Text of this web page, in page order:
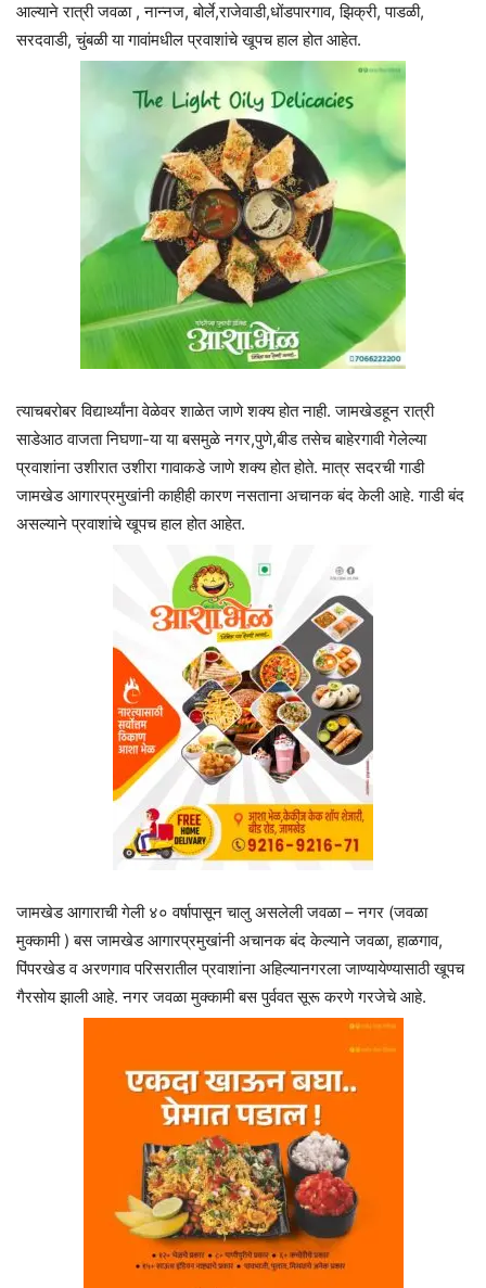
आल्याने रात्री जवळा , नान्नज, बोर्ले,राजेवाडी,धोंडपारगाव, झिक्री, पाडळी,
सरदवाडी, चुंबळी या गावांमधील प्रवाशांचे खूपच हाल होत आहेत.
त्याचबरोबर विद्यार्थ्यांना वेळेवर शाळेत जाणे शक्य होत नाही. जामखेडहून रात्री
साडेआठ वाजता निघणा-या या बसमुळे नगर,पुणे,बीड तसेच बाहेरगावी गेलेल्या
प्रवाशांना उशीरात उशीरा गावाकडे जाणे शक्य होत होते. मात्र सदरची गाडी
जामखेड आगारप्रमुखांनी काहीही कारण नसताना अचानक बंद केली आहे. गाडी बंद
असल्याने प्रवाशांचे खूपच हाल होत आहेत.
जामखेड आगाराची गेली ४० वर्षापासून चालु असलेली जवळा – नगर (जवळा
मुक्कामी ) बस जामखेड आगारप्रमुखांनी अचानक बंद केल्याने जवळा, हाळगाव,
पिंपरखेड व अरणगाव परिसरातील प्रवाशांना अहिल्यानगरला जाण्यायेण्यासाठी खूपच
गैरसोय झाली आहे. नगर जवळा मुक्कामी बस पुर्ववत सूरू करणे गरजेचे आहे.